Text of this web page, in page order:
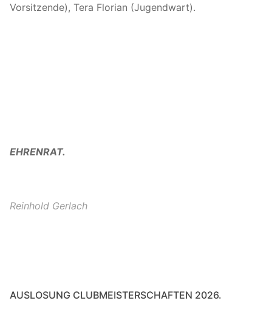
Vorsitzende), Tera Florian (Jugendwart).
EHRENRAT.
Reinhold Gerlach
AUSLOSUNG CLUBMEISTERSCHAFTEN 2026.